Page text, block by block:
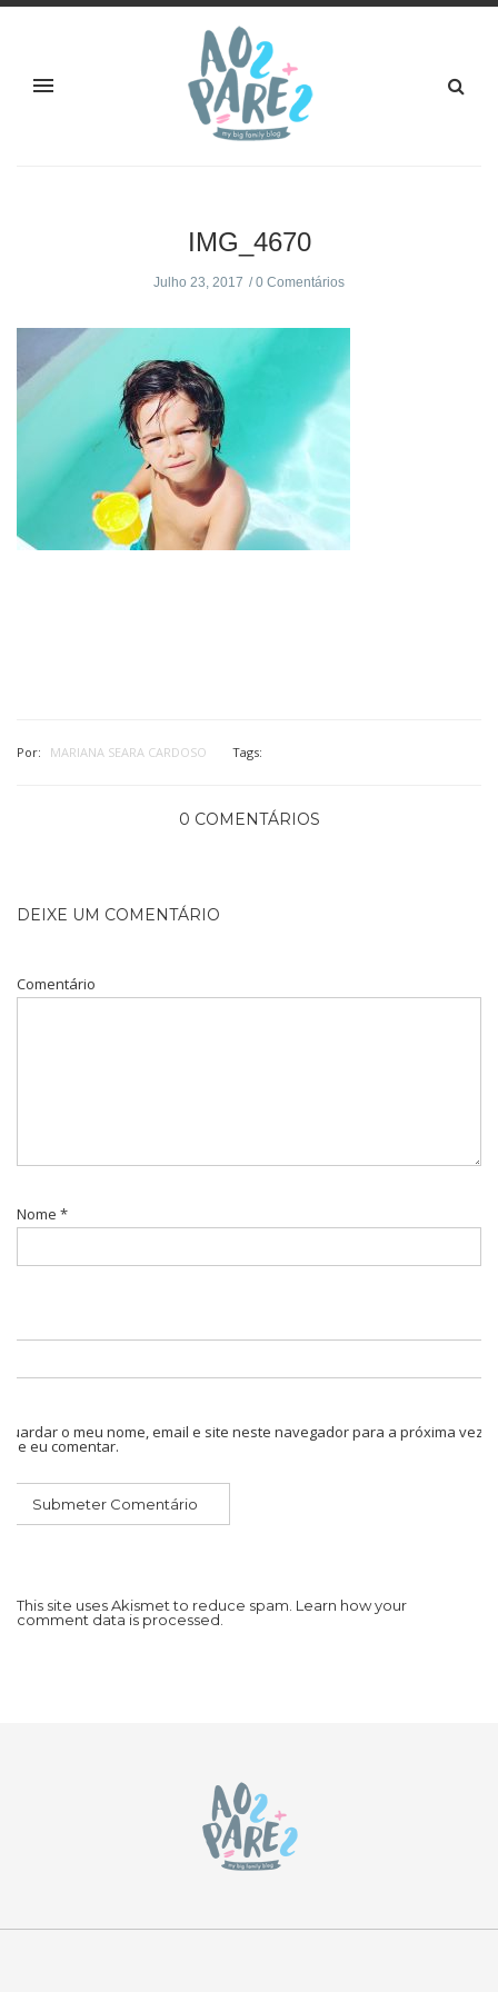
IMG_4670
Julho 23, 2017 0 Comentários
Por: MARIANA SEARA CARDOSO Tags:
0 COMENTÁRIOS
DEIXE UM COMENTÁRIO
Comentário
Nome *
Guardar o meu nome, email e site neste navegador para a próxima vez
que eu comentar.
This site uses Akismet to reduce spam. Learn how your
comment data is processed.